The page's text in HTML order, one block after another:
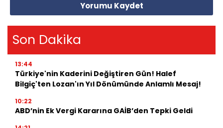
Yorumu Kaydet
Son Dakika
13:44
Türkiye'nin Kaderini Değiştiren Gün! Halef
Bilgiç'ten Lozan'ın Yıl Dönümünde Anlamlı Mesaj!
10:22
ABD’nin Ek Vergi Kararına GAİB’den Tepki Geldi